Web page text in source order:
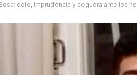
dolo, imprudencia y ceguera ante los